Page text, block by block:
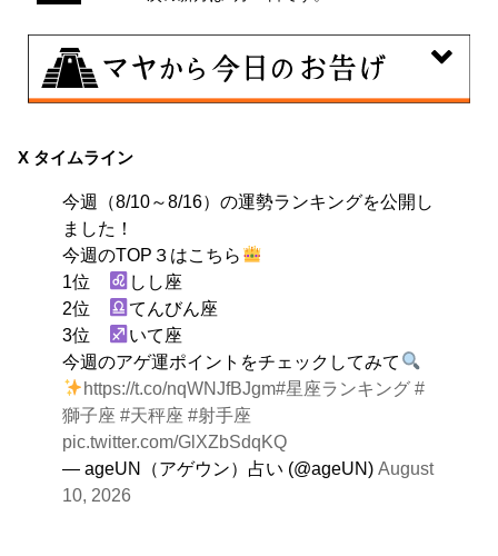
自分をいつもとは違う特定の環境に追い込むことで、普
する。
X タイムライン
今週（8/10～8/16）の運勢ランキングを公開し
ました！
今週のTOP３はこちら
1位
しし座
2位
てんびん座
3位
いて座
今週のアゲ運ポイントをチェックしてみて
https://t.co/nqWNJfBJgm#星座ランキング #
獅子座 #天秤座 #射手座
pic.twitter.com/GlXZbSdqKQ
— ageUN（アゲウン）占い (@ageUN)August
10, 2026